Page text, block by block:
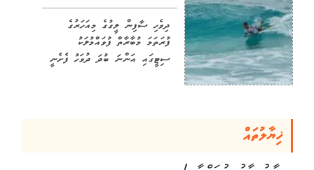
ދިވެހި ސާފިން ލީގުގެ މިއަހަރުގެ
ފުރަތަމަ މުބާރާތް ފުވައްމުލަކު
ސިޓީގައި އަންނަ ބުދަ ދުވަހު ފެށެނީ
ޚިޔާލުތައް